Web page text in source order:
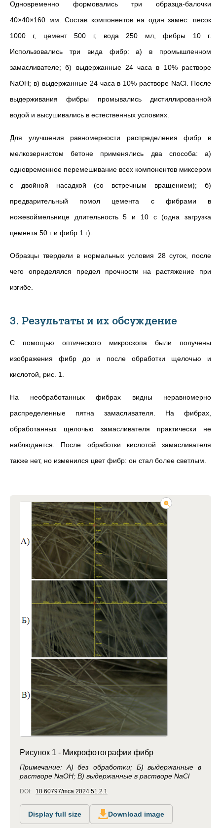
Одновременно формовались три образца-балочки
40×40×160 мм. Состав компонентов на один замес: песок
1000 г, цемент 500 г, вода 250 мл, фибры 10 г.
Использовались три вида фибр: а) в промышленном
замасливателе; б) выдержанные 24 часа в 10% растворе
NaOH; в) выдержанные 24 часа в 10% растворе NaCl. После
выдерживания фибры промывались дистиллированной
водой и высушивались в естественных условиях.
Для улучшения равномерности распределения фибр в
мелкозернистом бетоне применялись два способа: а)
одновременное перемешивание всех компонентов миксером
с двойной насадкой (со встречным вращением); б)
предварительный помол цемента с фибрами в
ножевоймельнице длительность 5 и 10 с (одна загрузка
цемента 50 г и фибр 1 г).
Образцы твердели в нормальных условия 28 суток, после
чего определялся предел прочности на растяжение при
изгибе.
3. Результаты и их обсуждение
С помощью оптического микроскопа были получены
изображения фибр до и после обработки щелочью и
кислотой, рис. 1.
На необработанных фибрах видны неравномерно
распределенные пятна замасливателя. На фибрах,
обработанных щелочью замасливателя практически не
наблюдается. После обработки кислотой замасливателя
также нет, но изменился цвет фибр: он стал более светлым.
Рисунок 1 - Микрофотографии фибр
Примечание: А) без обработки; Б) выдержанные в
растворе NaOH; В) выдержанные в растворе NaCl
DOI: 10.60797/mca.2024.51.2.1
Display full size Download image